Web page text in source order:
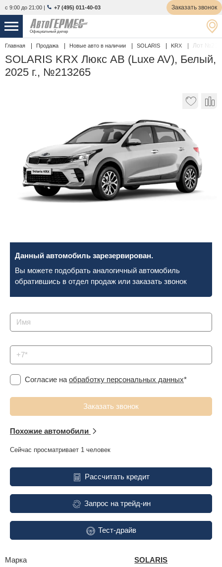
с 9:00 до 21:00 | +7 (495) 011-40-03 Заказать звонок
Официальный дилер
НОВЫЕ АВТОМОБИЛИ
С ПРОБЕГОМ 858 авто
О КОМПАНИИ
КОНТАКТЫ
Сравнение
Личный кабинет
Главная Продажа Новые авто в наличии SOLARIS KRX Лот
SOLARIS KRX Люкс АВ (Luxe AV), Белый,
2025 г., №213265
Данный автомобиль зарезервирован.
Вы можете подобрать аналогичный автомобиль
обратившись в отдел продаж или заказать звонок
Согласие на обработку персональных данных*
Похожие автомобили
Сейчас просматривает 1 человек
Рассчитать кредит
Запрос на трейд-ин
Тест-драйв
Марка SOLARIS